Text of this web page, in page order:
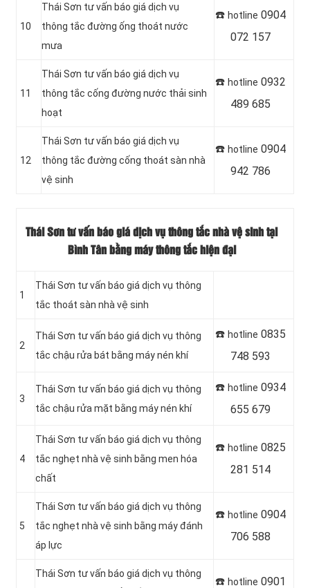
10
Thái Sơn tư vấn báo giá dịch vụ
thông tắc đường ống thoát nước
mưa
☎️ hotline 0904
072 157
11
‎Thái Sơn tư vấn báo giá dịch vụ
thông tắc cống đường nước thải sinh
hoạt
☎️ hotline 0932
489 685
12
Thái Sơn tư vấn báo giá dịch vụ
thông tắc đường cống thoát sàn nhà
vệ sinh
☎️ hotline 0904
942 786
Thái Sơn tư vấn báo giá dịch vụ thông tắc nhà vệ sinh tại
Bình Tân bằng máy thông tắc hiện đại
1
Thái Sơn tư vấn báo giá dịch vụ thông
tắc thoát sàn nhà vệ sinh
2
Thái Sơn tư vấn báo giá dịch vụ thông
tắc chậu rửa bát bằng máy nén khí
☎️ hotline 0835
748 593
3
Thái Sơn tư vấn báo giá dịch vụ thông
tắc chậu rửa mặt bằng máy nén khí
☎️ hotline 0934
655 679
4
Thái Sơn tư vấn báo giá dịch vụ thông
tắc nghẹt nhà vệ sinh bằng men hóa
chất
☎️ hotline 0825
281 514
5
Thái Sơn tư vấn báo giá dịch vụ thông
tắc nghẹt nhà vệ sinh bằng máy đánh
áp lực
☎️ hotline 0904
706 588
Thái Sơn tư vấn báo giá dịch vụ thông
☎️ hotline 0901